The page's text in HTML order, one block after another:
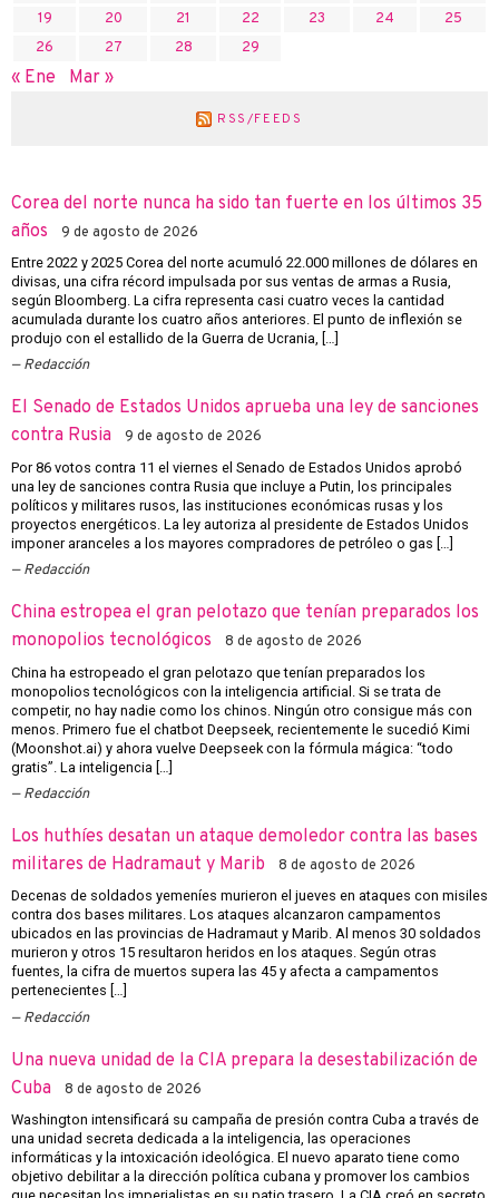
19
20 21 22 23 24
25
26
27 28 29
« Ene Mar »
RSS/FEEDS
Corea del norte nunca ha sido tan fuerte en los últimos 35
años
9 de agosto de 2026
Entre 2022 y 2025 Corea del norte acumuló 22.000 millones de dólares en
divisas, una cifra récord impulsada por sus ventas de armas a Rusia,
según Bloomberg. La cifra representa casi cuatro veces la cantidad
acumulada durante los cuatro años anteriores. El punto de inflexión se
produjo con el estallido de la Guerra de Ucrania, […]
Redacción
El Senado de Estados Unidos aprueba una ley de sanciones
contra Rusia
9 de agosto de 2026
Por 86 votos contra 11 el viernes el Senado de Estados Unidos aprobó
una ley de sanciones contra Rusia que incluye a Putin, los principales
políticos y militares rusos, las instituciones económicas rusas y los
proyectos energéticos. La ley autoriza al presidente de Estados Unidos
imponer aranceles a los mayores compradores de petróleo o gas […]
Redacción
China estropea el gran pelotazo que tenían preparados los
monopolios tecnológicos
8 de agosto de 2026
China ha estropeado el gran pelotazo que tenían preparados los
monopolios tecnológicos con la inteligencia artificial. Si se trata de
competir, no hay nadie como los chinos. Ningún otro consigue más con
menos. Primero fue el chatbot Deepseek, recientemente le sucedió Kimi
(Moonshot.ai) y ahora vuelve Deepseek con la fórmula mágica: “todo
gratis”. La inteligencia […]
Redacción
Los huthíes desatan un ataque demoledor contra las bases
militares de Hadramaut y Marib
8 de agosto de 2026
Decenas de soldados yemeníes murieron el jueves en ataques con misiles
contra dos bases militares. Los ataques alcanzaron campamentos
ubicados en las provincias de Hadramaut y Marib. Al menos 30 soldados
murieron y otros 15 resultaron heridos en los ataques. Según otras
fuentes, la cifra de muertos supera las 45 y afecta a campamentos
pertenecientes […]
Redacción
Una nueva unidad de la CIA prepara la desestabilización de
Cuba
8 de agosto de 2026
Washington intensificará su campaña de presión contra Cuba a través de
una unidad secreta dedicada a la inteligencia, las operaciones
informáticas y la intoxicación ideológica. El nuevo aparato tiene como
objetivo debilitar a la dirección política cubana y promover los cambios